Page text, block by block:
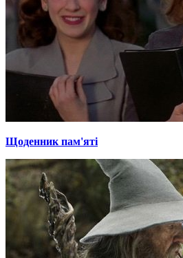
Щоденник пам'яті